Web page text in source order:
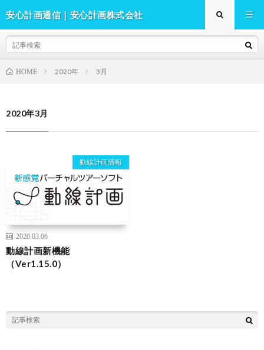
安心計画通信｜安心計画株式会社
HOME 2020年 3月
2020年3月
動線計画情報
2020.03.06
動線計画新機能
（Ver1.15.0）